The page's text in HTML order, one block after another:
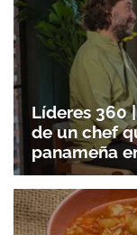
Líderes 360
de un chef
panameña